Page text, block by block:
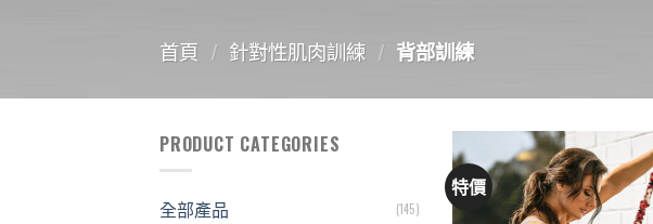
首頁 / 針對性肌肉訓練 / 背部訓練
PRODUCT CATEGORIES
全部產品 (145)
特價